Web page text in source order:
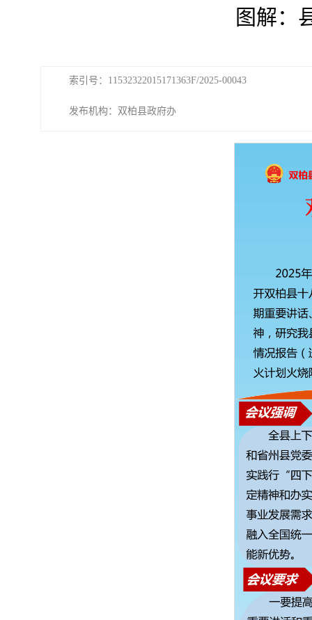
图解：
索引号：11532322015171363F/2025-00043
发布机构：双柏县政府办